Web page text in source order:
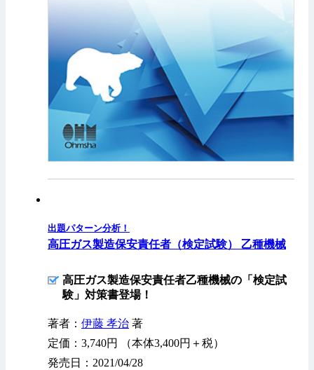
出題パターン分析！
高圧ガス製造保安責任者（検定試験） 乙種機械
高圧ガス製造保安責任者乙種機械の「検定試
験」対策書登場！
著者： 伊藤 孝治 著
定価：3,740円 （本体3,400円＋税）
発売日：2021/04/28